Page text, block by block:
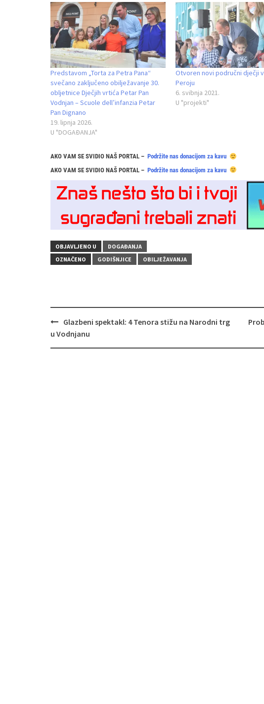
Predstavom „Torta za Petra Pana“
svečano zaključeno obilježavanje 30.
obljetnice Dječjih vrtića Petar Pan
Vodnjan – Scuole dell’infanzia Petar
Pan Dignano
19. lipnja 2026.
U "DOGAĐANJA"
Otvoren novi područni dječji
Peroju
6. svibnja 2021.
U "projekti"
AKO VAM SE SVIDIO NAŠ PORTAL – Podržite nas donacijom za kavu
AKO VAM SE SVIDIO NAŠ PORTAL – Podržite nas donacijom za kavu
OBJAVLJENO U
DOGAĐANJA
OZNAČENO
GODIŠNJICE OBILJEŽAVANJA
Navigacija
objava
Glazbeni spektakl: 4 Tenora stižu na Narodni trg
u Vodnjanu